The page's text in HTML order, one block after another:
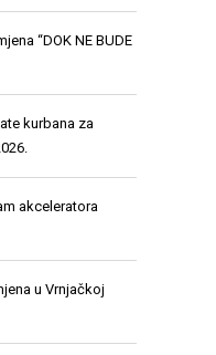
“DOK NE BUDE
kurbana za
akceleratora
u Vrnjačkoj